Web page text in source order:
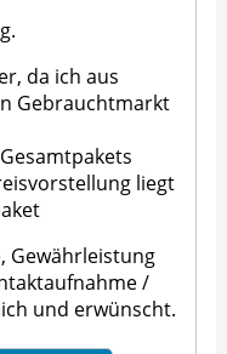
da ich aus
Gebrauchtmarkt
liegt
Gewährleistung
/
und erwünscht.